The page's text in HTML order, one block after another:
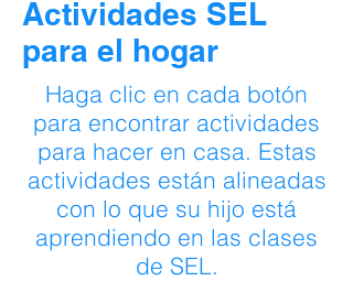
Actividades SEL
para el hogar
Haga clic en cada botón
para encontrar actividades
para hacer en casa. Estas
actividades están alineadas
con lo que su hijo está
aprendiendo en las clases
de SEL.